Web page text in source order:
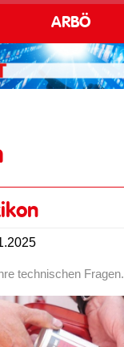
ARBÖ
technischen Fragen.